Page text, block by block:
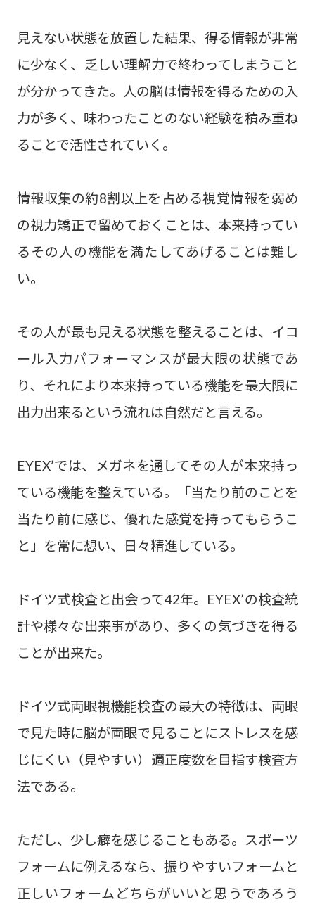
見えない状態を放置した結果、得る情報が非常
に少なく、乏しい理解力で終わってしまうこと
が分かってきた。人の脳は情報を得るための入
力が多く、味わったことのない経験を積み重ね
ることで活性されていく。
情報収集の約8割以上を占める視覚情報を弱め
の視力矯正で留めておくことは、本来持ってい
るその人の機能を満たしてあげることは難し
い。
その人が最も見える状態を整えることは、イコ
ール入力パフォーマンスが最大限の状態であ
り、それにより本来持っている機能を最大限に
出力出来るという流れは自然だと言える。
EYEX’では、メガネを通してその人が本来持っ
ている機能を整えている。「当たり前のことを
当たり前に感じ、優れた感覚を持ってもらうこ
と」を常に想い、日々精進している。
ドイツ式検査と出会って42年。EYEX’の検査統
計や様々な出来事があり、多くの気づきを得る
ことが出来た。
ドイツ式両眼視機能検査の最大の特徴は、両眼
で見た時に脳が両眼で見ることにストレスを感
じにくい（見やすい）適正度数を目指す検査方
法である。
ただし、少し癖を感じることもある。スポーツ
フォームに例えるなら、振りやすいフォームと
正しいフォームどちらがいいと思うであろう